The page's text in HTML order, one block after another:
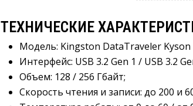
ТЕХНИЧЕСКИЕ
Модель: Kingston DataTraveler Kyson
Интерфейс: USB 3.2 Gen 1 / USB 3.2
Объем: 128 / 256 Гбайт;
Скорость чтения и записи: до 200 и